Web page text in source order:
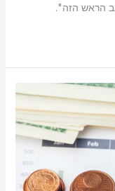
הראש הזה".